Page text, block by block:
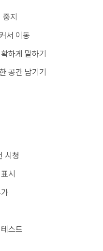
지
서 이동
하게 말하기
공간 남기기
시청
시
스트